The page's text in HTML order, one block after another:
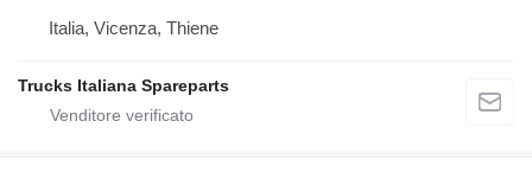
Italia, Vicenza, Thiene
Trucks Italiana Spareparts